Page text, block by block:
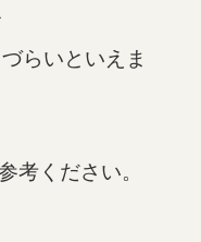
らいといえま
考ください。